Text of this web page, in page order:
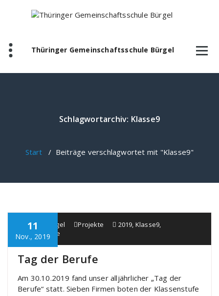
Thüringer Gemeinschaftsschule Bürgel
Schlagwortarchiv: Klasse9
Start / Beiträge verschlagwortet mit "Klasse9"
11
Nov., 2019
Schule Bürgel Projekte 2019, Klasse9,
TagderBerufe
Tag der Berufe
Am 30.10.2019 fand unser alljährlicher „Tag der
Berufe“ statt. Sieben Firmen boten der Klassenstufe